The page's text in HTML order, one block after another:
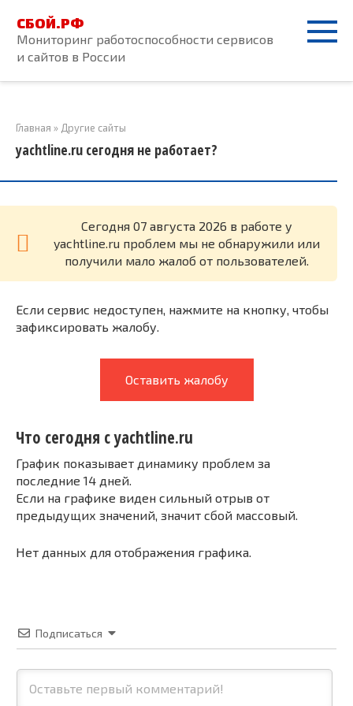
контенту
СБОЙ.РФ
Мониторинг работоспособности сервисов
и сайтов в России
Главная » Другие сайты
yachtline.ru сегодня не работает?
Cегодня 07 августа 2026 в работе у
yachtline.ru проблем мы не обнаружили или
получили мало жалоб от пользователей.
Если сервис недоступен, нажмите на кнопку, чтобы
зафиксировать жалобу.
Оставить жалобу
Что сегодня с yachtline.ru
График показывает динамику проблем за
последние 14 дней.
Если на графике виден сильный отрыв от
предыдущих значений, значит сбой массовый.
Нет данных для отображения графика.
Подписаться